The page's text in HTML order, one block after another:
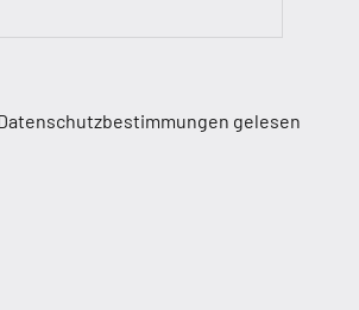
gelesen